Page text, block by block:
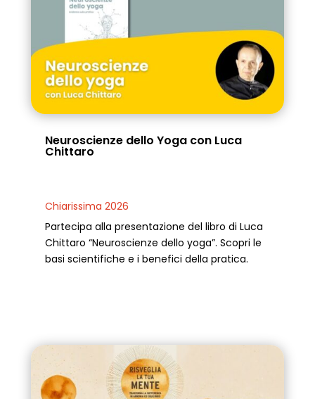
Neuroscienze dello Yoga con Luca
Chittaro
Chiarissima 2026
Partecipa alla presentazione del libro di Luca
Chittaro “Neuroscienze dello yoga”. Scopri le
basi scientifiche e i benefici della pratica.